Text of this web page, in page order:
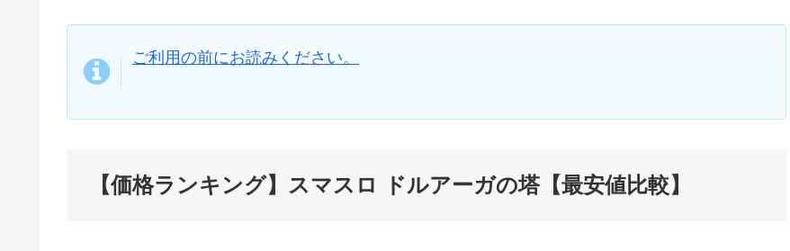
ご利用の前にお読みください。
【価格ランキング】スマスロ ドルアーガの塔【最安値比較】